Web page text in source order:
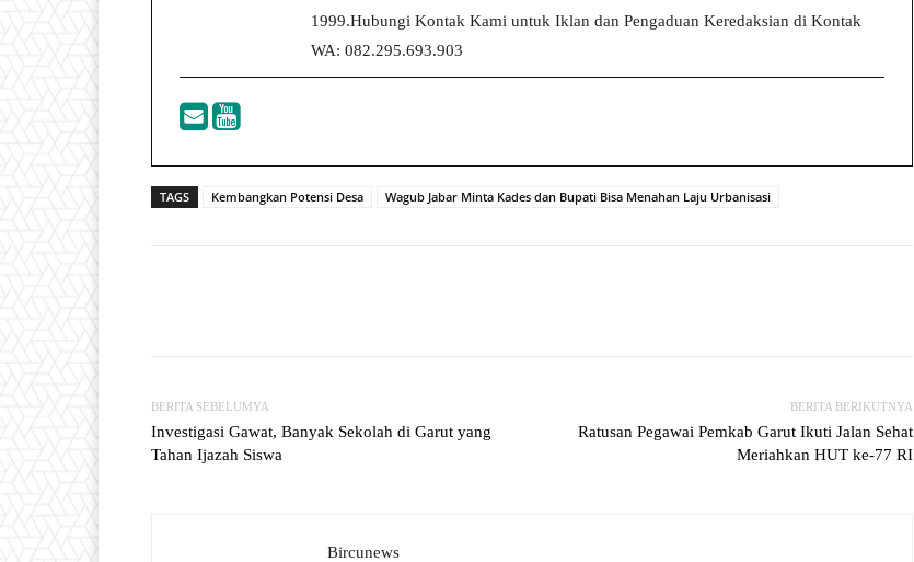
1999.Hubungi Kontak Kami untuk Iklan dan Pengaduan Keredaksian di Kontak
WA: 082.295.693.903
TAGS Kembangkan Potensi Desa Wagub Jabar Minta Kades dan Bupati Bisa Menahan Laju Urbanisasi
BERITA SEBELUMYA
Investigasi Gawat, Banyak Sekolah di Garut yang
Tahan Ijazah Siswa
BERITA BERIKUTNYA
Ratusan Pegawai Pemkab Garut Ikuti Jalan Sehat
Meriahkan HUT ke-77 RI
Bircunews